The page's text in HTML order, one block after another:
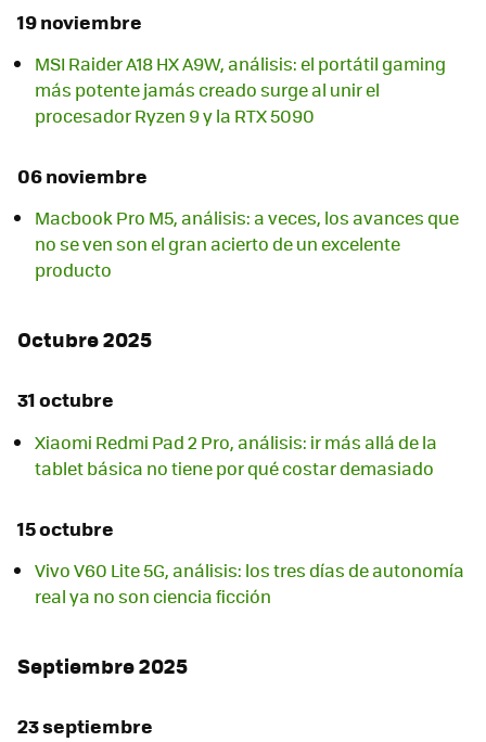
19 noviembre
MSI Raider A18 HX A9W, análisis: el portátil gaming
más potente jamás creado surge al unir el
procesador Ryzen 9 y la RTX 5090
06 noviembre
Macbook Pro M5, análisis: a veces, los avances que
no se ven son el gran acierto de un excelente
producto
Octubre 2025
31 octubre
Xiaomi Redmi Pad 2 Pro, análisis: ir más allá de la
tablet básica no tiene por qué costar demasiado
15 octubre
Vivo V60 Lite 5G, análisis: los tres días de autonomía
real ya no son ciencia ficción
Septiembre 2025
23 septiembre